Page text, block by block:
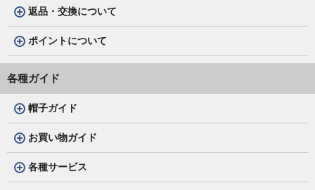
返品・交換について
ポイントについて
各種ガイド
帽子ガイド
お買い物ガイド
各種サービス